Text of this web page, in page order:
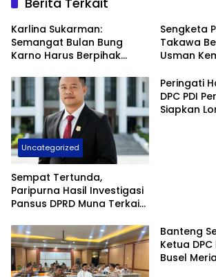
Karlina Sukarman:
Semangat Bulan Bung
Karno Harus Berpihak
Adios Siap Perkuat
Dukungan bagi UMKM
Sengketa
Takawa
Usman
Uncategorized
Sempat Tertunda,
Paripurna Hasil Investigasi
Pansus DPRD Muna Terkait
Akan Kembali Digelar
Peringati
DPC PDI
Siapkan
Banteng
Ketua
Busel